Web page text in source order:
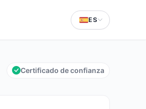
ES
Certificado de confianza